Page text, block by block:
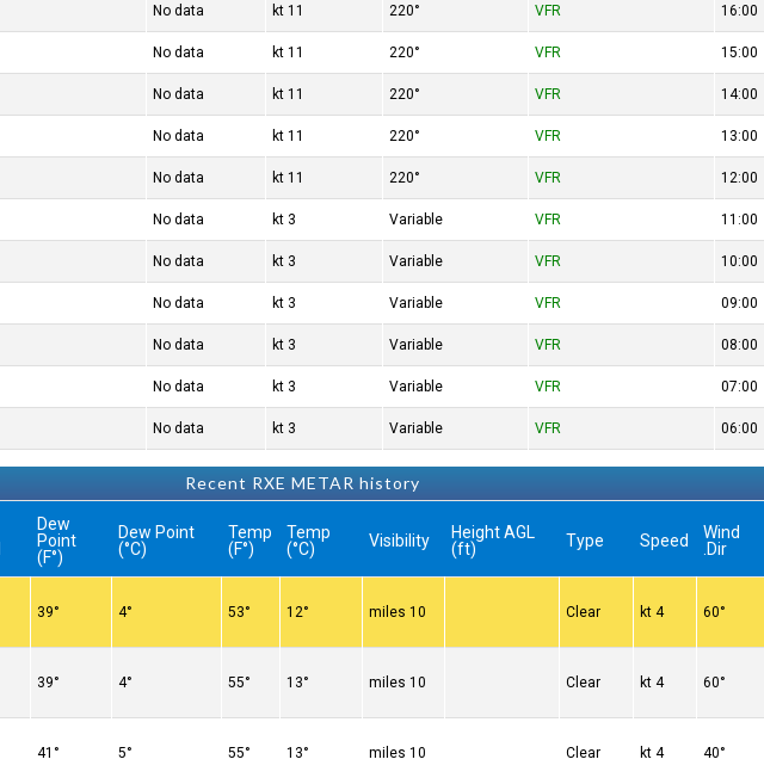
16:00
VFR
220°
11 kt
No data
15:00
VFR
220°
11 kt
No data
14:00
VFR
220°
11 kt
No data
13:00
VFR
220°
11 kt
No data
12:00
VFR
220°
11 kt
No data
11:00
VFR
Variable
3 kt
No data
10:00
VFR
Variable
3 kt
No data
09:00
VFR
Variable
3 kt
No data
08:00
VFR
Variable
3 kt
No data
07:00
VFR
Variable
3 kt
No data
06:00
VFR
Variable
3 kt
No data
Recent RXE METAR history
Wind
Dir.
Speed
Type
Height AGL
(ft)
Visibility
Temp
(°C)
Temp
(°F)
Dew Point
(°C)
Dew
Point
(°F)
60°
4 kt
Clear
10 miles
12°
53°
4°
39°
60°
4 kt
Clear
10 miles
13°
55°
4°
39°
40°
4 kt
Clear
10 miles
13°
55°
5°
41°